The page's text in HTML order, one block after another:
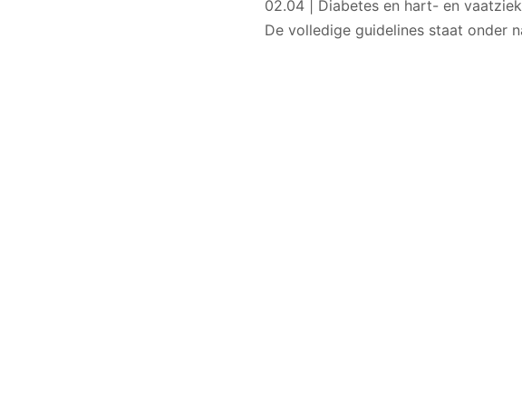
02.04 | Diabetes en hart- en
De volledige guidelines staat onder